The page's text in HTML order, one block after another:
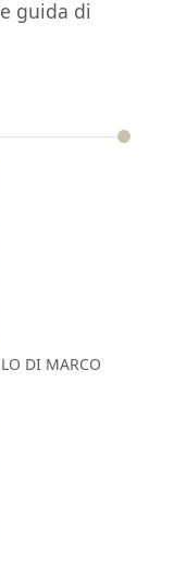
guida di
DI MARCO